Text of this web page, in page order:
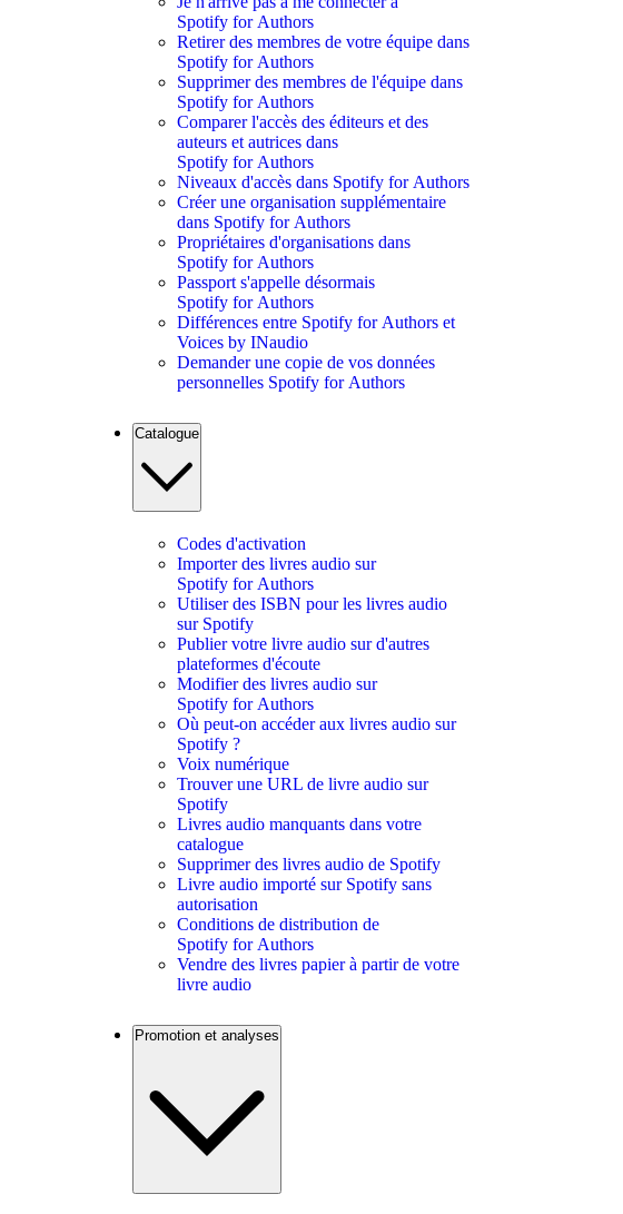
Spotify for Authors
Retirer des membres de votre équipe dans
Spotify for Authors
Supprimer des membres de l'équipe dans
Spotify for Authors
Comparer l'accès des éditeurs et des
auteurs et autrices dans
Spotify for Authors
Niveaux d'accès dans Spotify for Authors
Créer une organisation supplémentaire
dans Spotify for Authors
Propriétaires d'organisations dans
Spotify for Authors
Passport s'appelle désormais
Spotify for Authors
Différences entre Spotify for Authors et
Voices by INaudio
Demander une copie de vos données
personnelles Spotify for Authors
Catalogue
Codes d'activation
Importer des livres audio sur
Spotify for Authors
Utiliser des ISBN pour les livres audio
sur Spotify
Publier votre livre audio sur d'autres
plateformes d'écoute
Modifier des livres audio sur
Spotify for Authors
Où peut-on accéder aux livres audio sur
Spotify ?
Voix numérique
Trouver une URL de livre audio sur
Spotify
Livres audio manquants dans votre
catalogue
Supprimer des livres audio de Spotify
Livre audio importé sur Spotify sans
autorisation
Conditions de distribution de
Spotify for Authors
Vendre des livres papier à partir de votre
livre audio
Promotion et analyses